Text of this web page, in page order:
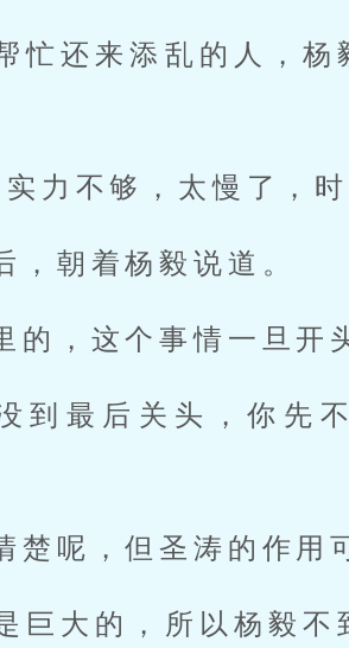
忙还来添乱的人，杨
力不够，太慢了，
，朝着杨毅说道。
的，这个事情一旦开
到最后关头，你先
楚呢，但圣涛的作用
巨大的，所以杨毅不